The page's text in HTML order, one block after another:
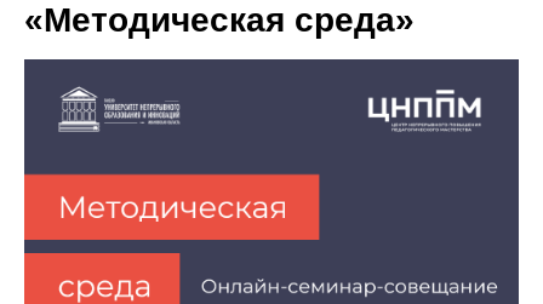
«Методическая среда»